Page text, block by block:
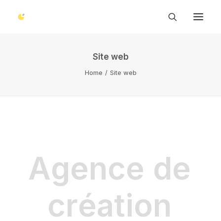
Gagnez en visibilité
votre image
Visite virtuelle
Photo corporate
Video corporate
vos idées
Consulting
Site web
Home Site web
Agence de
création